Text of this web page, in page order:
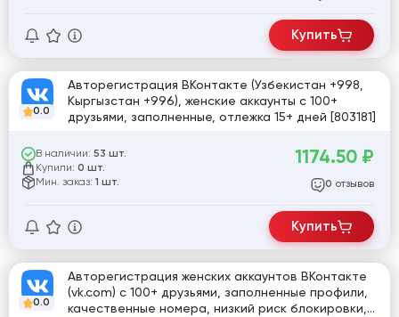
Купить
0.0
Авторегистрация ВКонтакте (Узбекистан +998,
Кыргызстан +996), женские аккаунты с 100+
друзьями, заполненные, отлежка 15+ дней [803181]
В наличии: 53 шт.
Купили: 0 шт.
Мин. заказ: 1 шт.
1174.50 ₽
0 отзывов
Купить
0.0
Авторегистрация женских аккаунтов ВКонтакте
(vk.com) с 100+ друзьями, заполненные профили,
качественные номера, низкий риск блокировки,